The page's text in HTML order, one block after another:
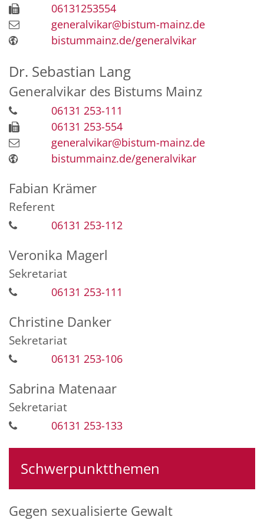
06131253554
generalvikar@bistum-mainz.de
bistummainz.de/generalvikar
Dr. Sebastian Lang
Generalvikar des Bistums Mainz
06131 253-111
06131 253-554
generalvikar@bistum-mainz.de
bistummainz.de/generalvikar
Fabian Krämer
Referent
06131 253-112
Veronika Magerl
Sekretariat
06131 253-111
Christine Danker
Sekretariat
06131 253-106
Sabrina Matenaar
Sekretariat
06131 253-133
Schwerpunktthemen
Gegen sexualisierte Gewalt